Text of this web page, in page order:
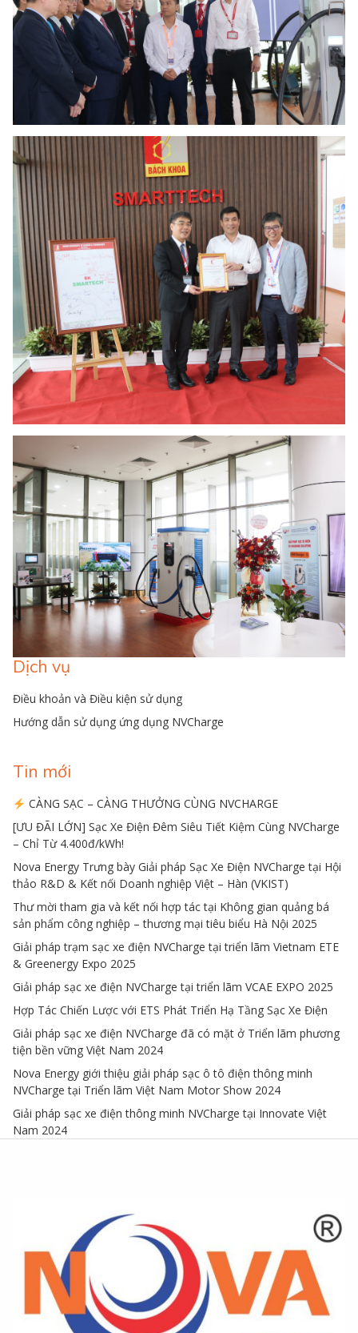
Dịch vụ
Điều khoản và Điều kiện sử dụng
Hướng dẫn sử dụng ứng dụng NVCharge
Tin mới
CÀNG SẠC – CÀNG THƯỞNG CÙNG NVCHARGE
[ƯU ĐÃI LỚN] Sạc Xe Điện Đêm Siêu Tiết Kiệm Cùng NVCharge
– Chỉ Từ 4.400đ/kWh!
Nova Energy Trưng bày Giải pháp Sạc Xe Điện NVCharge tại Hội
thảo R&D & Kết nối Doanh nghiệp Việt – Hàn (VKIST)
Thư mời tham gia và kết nối hợp tác tại Không gian quảng bá
sản phẩm công nghiệp – thương mại tiêu biểu Hà Nội 2025
Giải pháp trạm sạc xe điện NVCharge tại triển lãm Vietnam ETE
& Greenergy Expo 2025
Giải pháp sạc xe điện NVCharge tại triển lãm VCAE EXPO 2025
Hợp Tác Chiến Lược với ETS Phát Triển Hạ Tầng Sạc Xe Điện
Giải pháp sạc xe điện NVCharge đã có mặt ở Triển lãm phương
tiện bền vững Việt Nam 2024
Nova Energy giới thiệu giải pháp sạc ô tô điện thông minh
NVCharge tại Triển lãm Việt Nam Motor Show 2024
Giải pháp sạc xe điện thông minh NVCharge tại Innovate Việt
Nam 2024